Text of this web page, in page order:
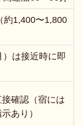
約1,400〜1,800
は接近時に即
確認（宿には
あり）